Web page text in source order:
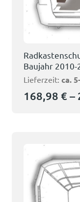
Baujahr 2010-
Lieferzeit: ca.
168,98 € –